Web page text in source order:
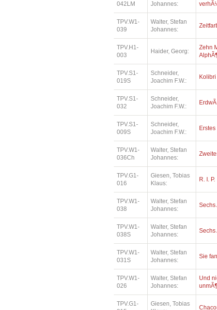
042LM
Johannes:
TPV.W1-
039
Walter, Stefan
Johannes:
TPV.H1-
003
Haider, Georg:
Zehn
TPV.S1-
019S
Schneider,
Joachim F.W.:
Kolibri
TPV.S1-
032
Schneider,
Joachim F.W.:
TPV.S1-
009S
Schneider,
Joachim F.W.:
TPV.W1-
036Ch
Walter, Stefan
Johannes:
TPV.G1-
016
Giesen, Tobias
Klaus:
R. I. P.
TPV.W1-
038
Walter, Stefan
Johannes:
Sechs
TPV.W1-
038S
Walter, Stefan
Johannes:
Sechs
TPV.W1-
031S
Walter, Stefan
Johannes:
Sie
TPV.W1-
026
Walter, Stefan
Johannes:
Und
TPV.G1-
Giesen, Tobias